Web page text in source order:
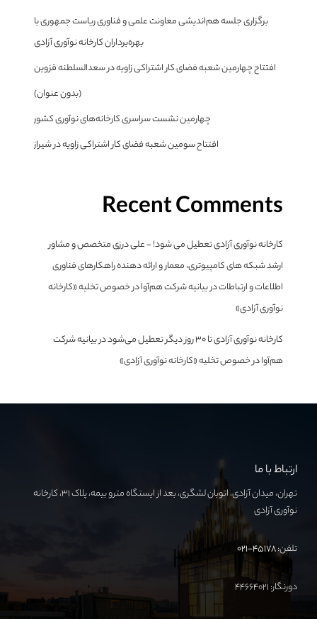
برگزاری جلسه هم‌اندیشی معاونت علمی و فناوری ریاست جمهوری با
بهره‌برداران کارخانه نوآوری آزادی
افتتاح چهارمین شعبه فضای کار اشتراکی زاویه در سعدالسلطنه قزوین
(بدون عنوان)
چهارمین نشست سراسری کارخانه‌های نوآوری کشور
افتتاح سومین شعبه فضای کار اشتراکی زاویه در شیراز
Recent Comments
کارخانه نوآوری آزادی تعطیل می شود! - علی درزی متخصص و مشاور
ارشد شبکه های کامپیوتری، معمار و ارائه دهنده راهکارهای فناوری
اطلاعات و ارتباطاتدربیانیه شرکت هم‌آوا در خصوص تخلیه «کارخانه
نوآوری آزادی»
کارخانه نوآوری آزادی تا ۳۰ روز دیگر تعطیل می‌شود دربیانیه شرکت
هم‌آوا در خصوص تخلیه «کارخانه نوآوری آزادی»
ارتباط با ما
تهران، میدان آزادی، اتوبان لشگری، بعد از ایستگاه مترو بیمه، پلاک ۳۱، کارخانه
نوآوری آزادی
تلفن:۴۵۱۷۸-۰۲۱
دورنگار: ۴۴۶۶۴۰۲۱